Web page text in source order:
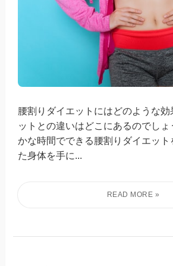
腰割りダイエットにはどのような効
ットとの違いはどこにあるのでし
かな時間でできる腰割りダイエット
た身体を手に...